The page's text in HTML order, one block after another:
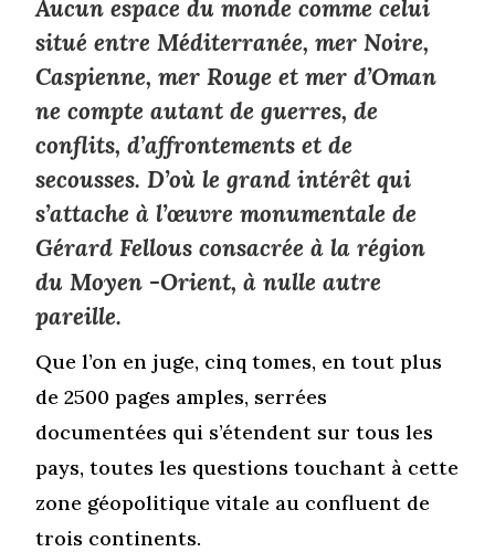
Aucun espace du monde comme celui
situé entre Méditerranée, mer Noire,
Caspienne, mer Rouge et mer d’Oman
ne compte autant de guerres, de
conflits, d’affrontements et de
secousses. D’où le grand intérêt qui
s’attache à l’œuvre monumentale de
Gérard Fellous consacrée à la région
du Moyen -Orient, à nulle autre
pareille.
Que l’on en juge, cinq tomes, en tout plus
de 2500 pages amples, serrées
documentées qui s’étendent sur tous les
pays, toutes les questions touchant à cette
zone géopolitique vitale au confluent de
trois continents.